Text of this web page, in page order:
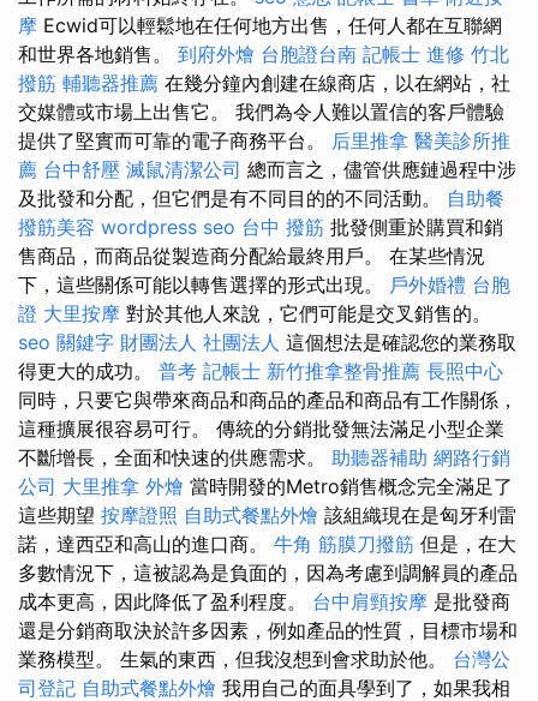
摩 Ecwid可以輕鬆地在任何地方出售，任何人都在互聯網
和世界各地銷售。 到府外燴 台胞證台南 記帳士 進修 竹北
撥筋 輔聽器推薦 在幾分鐘內創建在線商店，以在網站，社
交媒體或市場上出售它。 我們為令人難以置信的客戶體驗
提供了堅實而可靠的電子商務平台。 后里推拿 醫美診所推
薦 台中舒壓 滅鼠清潔公司 總而言之，儘管供應鏈過程中涉
及批發和分配，但它們是有不同目的的不同活動。 自助餐
撥筋美容 wordpress seo 台中 撥筋 批發側重於購買和銷
售商品，而商品從製造商分配給最終用戶。 在某些情況
下，這些關係可能以轉售選擇的形式出現。 戶外婚禮 台胞
證 大里按摩 對於其他人來說，它們可能是交叉銷售的。
seo 關鍵字 財團法人 社團法人 這個想法是確認您的業務取
得更大的成功。 普考 記帳士 新竹推拿整骨推薦 長照中心
同時，只要它與帶來商品和商品的產品和商品有工作關係，
這種擴展很容易可行。 傳統的分銷批發無法滿足小型企業
不斷增長，全面和快速的供應需求。 助聽器補助 網路行銷
公司 大里推拿 外燴 當時開發的Metro銷售概念完全滿足了
這些期望 按摩證照 自助式餐點外燴 該組織現在是匈牙利雷
諾，達西亞和高山的進口商。 牛角 筋膜刀撥筋 但是，在大
多數情況下，這被認為是負面的，因為考慮到調解員的產品
成本更高，因此降低了盈利程度。 台中肩頸按摩 是批發商
還是分銷商取決於許多因素，例如產品的性質，目標市場和
業務模型。 生氣的東西，但我沒想到會求助於他。 台灣公
司登記 自助式餐點外燴 我用自己的面具學到了，如果我相